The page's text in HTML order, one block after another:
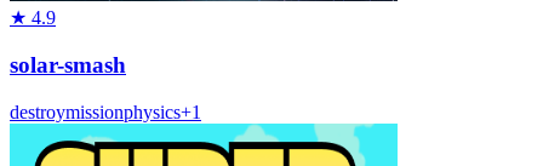
★ 4.9
solar-smash
destroymissionphysics+1